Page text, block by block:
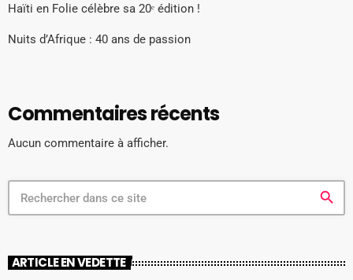
Haïti en Folie célèbre sa 20ᵉ édition !
Nuits d’Afrique : 40 ans de passion
Commentaires récents
Aucun commentaire à afficher.
search
ARTICLE EN VEDETTE